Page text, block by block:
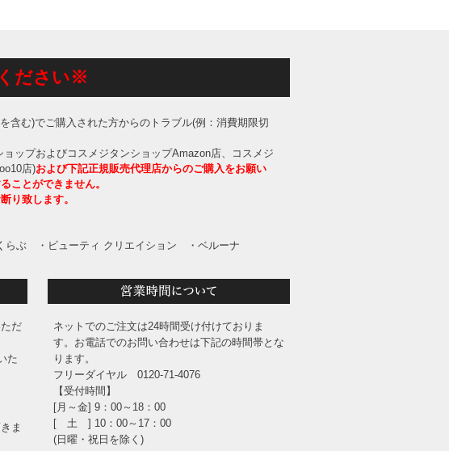
ださい※
含む)でご購入された方からのトラブル(例：消費期限切
ップおよびコスメジタンショップAmazon店、コスメジ
店)および下記正規販売代理店からのご購入をお願い
ことができません。
り致します。
らぶ ・ビューティ クリエイション
・ベルーナ
だ
た
ま
ネットでのご注文は24時間受け付けておりま
す。お電話でのお問い合わせは下記の時間帯とな
ります。
フリーダイヤル 0120-71-4076
【受付時間】
[月～金] 9：00～18：00
[ 土 ] 10：00～17：00
(日曜・祝日を除く)